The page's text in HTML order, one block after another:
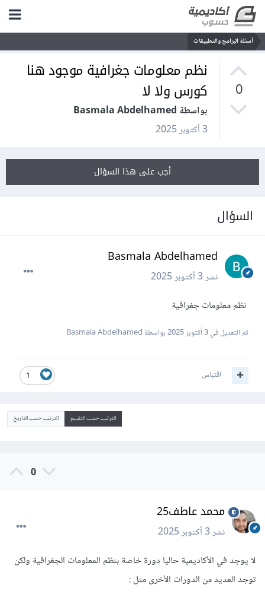
أسئلة البرامج والتطبيقات
0
نظم معلومات جغرافية موجود هنا
كورس ولا لا
بواسطة Basmala Abdelhamed
3 أكتوبر 2025
أجب على هذا السؤال
السؤال
Basmala Abdelhamed
نشر3 أكتوبر 2025
نظم معلومات جغرافية
تم التعديل في3 أكتوبر 2025 بواسطة Basmala Abdelhamed
1 اقتباس
الترتيب حسب التقييم الترتيب حسب التاريخ
0
محمد عاطف25
نشر3 أكتوبر 2025
لا يوجد في الأكاديمية حاليا دورة خاصة بنظم المعلومات الجغرافية ولكن
توجد العديد من الدورات الأخرى مثل